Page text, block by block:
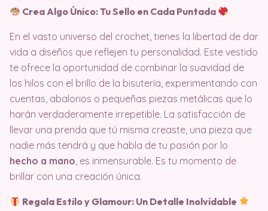
Crea Algo Único: Tu Sello en Cada Puntada
En el vasto universo del crochet, tienes la libertad de dar
vida a diseños que reflejen tu personalidad. Este vestido
te ofrece la oportunidad de combinar la suavidad de
los hilos con el brillo de la bisutería, experimentando con
cuentas, abalorios o pequeñas piezas metálicas que lo
harán verdaderamente irrepetible. La satisfacción de
llevar una prenda que tú misma creaste, una pieza que
nadie más tendrá y que habla de tu pasión por lo
hecho a mano, es inmensurable. Es tu momento de
brillar con una creación única.
Regala Estilo y Glamour: Un Detalle Inolvidable